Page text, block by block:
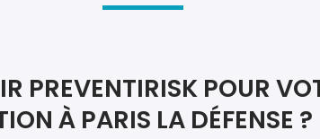
PREVENTIRISK POUR
À PARIS LA DÉFENSE ?